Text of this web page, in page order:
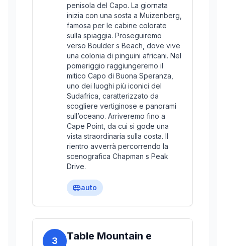
penisola del Capo. La giornata
inizia con una sosta a Muizenberg,
famosa per le cabine colorate
sulla spiaggia. Proseguiremo
verso Boulder s Beach, dove vive
una colonia di pinguini africani. Nel
pomeriggio raggiungeremo il
mitico Capo di Buona Speranza,
uno dei luoghi più iconici del
Sudafrica, caratterizzato da
scogliere vertiginose e panorami
sull’oceano. Arriveremo fino a
Cape Point, da cui si gode una
vista straordinaria sulla costa. Il
rientro avverrà percorrendo la
scenografica Chapman s Peak
Drive.
auto
3
Table Mountain e